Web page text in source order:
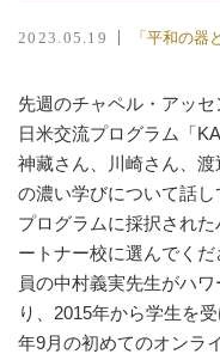
2023.05.19 「平和の器
先週のチャペル・アッ
日米交流プログラム「
神藏さん、川崎さん、
の濃い学びについて話
プログラムに採択され
ートナー校に選んでく
員の中村義実先生がハ
り、2015年から学生を
年9月の初めてのオンラ